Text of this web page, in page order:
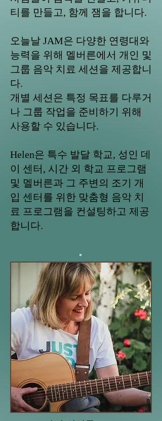
티를 만들고, 함께 잼을 합니다.
오늘날 JAM은 다양한 연령대와
능력을 위해 멜버른에서 개인 및
그룹 음악 치료 세션을 제공합니
다.
개별 세션은 특정 목표를 다루거
나 그룹 작업을 준비하기 위해
사용할 수 있습니다.
Helen은 특수 발달 학교, 성인 데
이 센터, 시간 외 학교 프로그램
및 멜버른과 그 주변의 조기 개
입 센터를 위한 맞춤형 음악 치
료 프로그램을 컨설팅하고 제공
합니다.